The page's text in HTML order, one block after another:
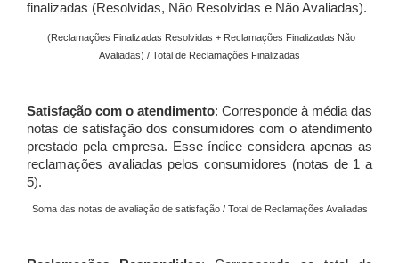
finalizadas (Resolvidas, Não Resolvidas e Não Avaliadas).
(Reclamações Finalizadas Resolvidas + Reclamações Finalizadas Não
Avaliadas) / Total de Reclamações Finalizadas
Satisfação com o atendimento: Corresponde à média das
notas de satisfação dos consumidores com o atendimento
prestado pela empresa. Esse índice considera apenas as
reclamações avaliadas pelos consumidores (notas de 1 a
5).
Soma das notas de avaliação de satisfação / Total de Reclamações Avaliadas